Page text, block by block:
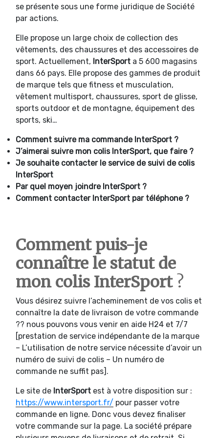
se présente sous une forme juridique de Société
par actions.
Elle propose un large choix de collection des
vêtements, des chaussures et des accessoires de
sport. Actuellement, InterSport a 5 600 magasins
dans 66 pays. Elle propose des gammes de produit
de marque tels que fitness et musculation,
vêtement multisport, chaussures, sport de glisse,
sports outdoor et de montagne, équipement des
sports, ski…
Comment suivre ma commande InterSport ?
J’aimerai suivre mon colis InterSport, que faire ?
Je souhaite contacter le service de suivi de colis
InterSport
Par quel moyen joindre InterSport ?
Comment contacter InterSport par téléphone ?
Comment puis-je
connaître le statut de
mon colis InterSport ?
Vous désirez suivre l’acheminement de vos colis et
connaître la date de livraison de votre commande
?? nous pouvons vous venir en aide H24 et 7/7
[prestation de service indépendante de la marque
– L’utilisation de notre service nécessite d’avoir un
numéro de suivi de colis – Un numéro de
commande ne suffit pas].
Le site de InterSport est à votre disposition sur :
https://www.intersport.fr/ pour passer votre
commande en ligne. Donc vous devez finaliser
votre commande sur la page. La société prépare